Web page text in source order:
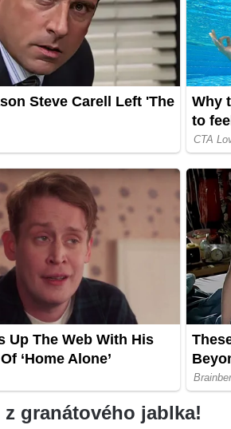
granátového jablka!